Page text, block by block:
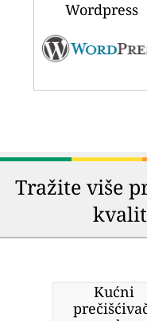
Wordpress
Tražite više
Kućni